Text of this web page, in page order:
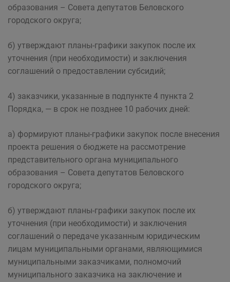
образования – Совета депутатов Беловского
городского округа;
б) утверждают планы-графики закупок после их
уточнения (при необходимости) и заключения
соглашений о предоставлении субсидий;
4) заказчики, указанные в подпункте 4 пункта 2
Порядка, — в срок не позднее 10 рабочих дней:
а) формируют планы-графики закупок после внесения
проекта решения о бюджете на рассмотрение
представительного органа муниципального
образования – Совета депутатов Беловского
городского округа;
б) утверждают планы-графики закупок после их
уточнения (при необходимости) и заключения
соглашений о передаче указанным юридическим
лицам муниципальными органами, являющимися
муниципальными заказчиками, полномочий
муниципального заказчика на заключение и